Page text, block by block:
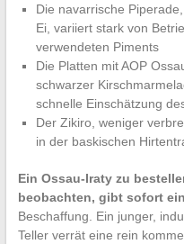
Die navarrische
Ei, variiert stark von
verwendeten Piments
Die Platten mit AOP
schwarzer
schnelle Einschätzung
Der Zikiro, weniger
in der baskischen
Ein Ossau-Iraty zu
beobachten, gibt sofort
Beschaffung. Ein junger,
Teller verrät eine rein